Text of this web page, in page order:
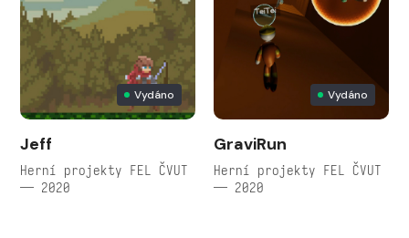
Vydáno
Jeff
Herní projekty FEL ČVUT
— 2020
Vydáno
GraviRun
Herní projekty FEL ČVUT
— 2020